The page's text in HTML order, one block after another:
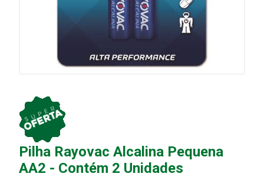
Pilha Rayovac Alcalina Pequena
AA2 - Contém 2 Unidades